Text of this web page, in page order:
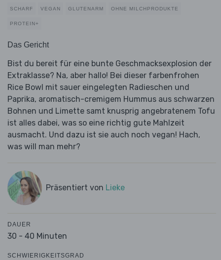
SCHARF VEGAN GLUTENARM OHNE MILCHPRODUKTE
PROTEIN+
Das Gericht
Bist du bereit für eine bunte Geschmacksexplosion der
Extraklasse? Na, aber hallo! Bei dieser farbenfrohen
Rice Bowl mit sauer eingelegten Radieschen und
Paprika, aromatisch-cremigem Hummus aus schwarzen
Bohnen und Limette samt knusprig angebratenem Tofu
ist alles dabei, was so eine richtig gute Mahlzeit
ausmacht. Und dazu ist sie auch noch vegan! Hach,
was will man mehr?
Präsentiert von Lieke
DAUER
30 - 40 Minuten
SCHWIERIGKEITSGRAD